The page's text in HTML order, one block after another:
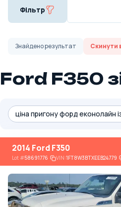
Фільтр
Знайденорезультат Скинути
Ford F350
ціна пригону форд еконолайн
2014 Ford F350
Lot#58691776 VIN:1FT8W3BTXEEB24779